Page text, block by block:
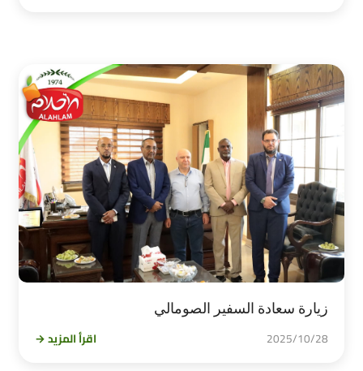
زيارة سعادة السفير الصومالي
2025/10/28 اقرأ المزيد →